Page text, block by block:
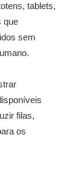
tablets,
que
sem
filas,
os